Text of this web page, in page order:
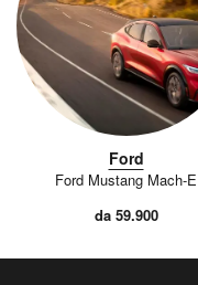
Ford
Ford Mustang Mach-E
da 59.900